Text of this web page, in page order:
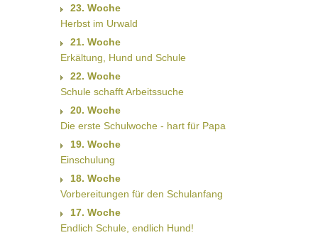
23. Woche
Herbst im Urwald
21. Woche
Erkältung, Hund und Schule
22. Woche
Schule schafft Arbeitssuche
20. Woche
Die erste Schulwoche - hart für Papa
19. Woche
Einschulung
18. Woche
Vorbereitungen für den Schulanfang
17. Woche
Endlich Schule, endlich Hund!